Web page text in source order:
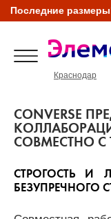
Последние
Краснодар
CONVERSE
СОВМЕСТНО С
СТРОГОСТЬ И
БЕЗУПРЕЧНОГО